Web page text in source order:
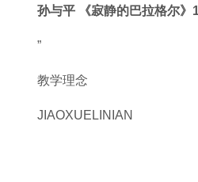
孙与平 《寂静的巴拉格尔》
”
教学理念
JIAOXUELINIAN